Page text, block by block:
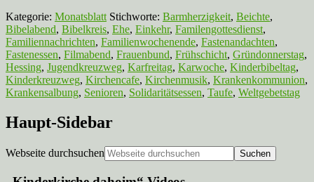
Kategorie: Monatsblatt Stichworte: Barmherzigkeit, Beichte,
Bibelabend, Bibelkreis, Ehe, Einkehr, Familengottesdienst,
Familiennachrichten, Familienwochenende, Fastenandachten,
Fastenessen, Filmabend, Frauenbund, Frühschicht, Gründonnerstag,
Hessing, Jugendkreuzweg, Karfreitag, Karwoche, Kinderbibeltag,
Kinderkreuzweg, Kirchencafe, Kirchenmusik, Krankenkommunion,
Krankensalbung, Senioren, Solidaritätsessen, Taufe, Weltgebetstag
Haupt-Sidebar
Webseite durchsuchen